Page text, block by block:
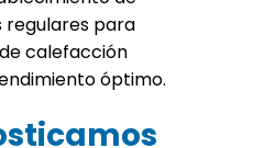
regulares para
calefacción
óptimo.